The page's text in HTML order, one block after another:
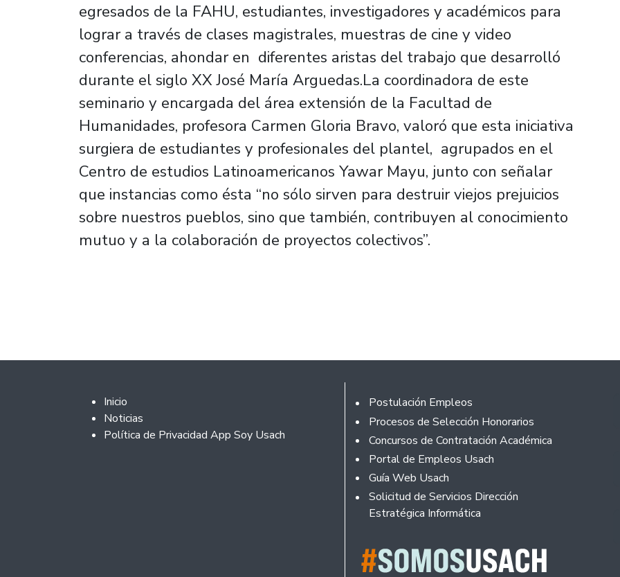
egresados de la FAHU, estudiantes, investigadores y académicos para
lograr a través de clases magistrales, muestras de cine y video
conferencias, ahondar en diferentes aristas del trabajo que desarrolló
durante el siglo XX José María Arguedas.La coordinadora de este
seminario y encargada del área extensión de la Facultad de
Humanidades, profesora Carmen Gloria Bravo, valoró que esta iniciativa
surgiera de estudiantes y profesionales del plantel, agrupados en el
Centro de estudios Latinoamericanos Yawar Mayu, junto con señalar
que instancias como ésta “no sólo sirven para destruir viejos prejuicios
sobre nuestros pueblos, sino que también, contribuyen al conocimiento
mutuo y a la colaboración de proyectos colectivos”.
Footer 2
Inicio
Noticias
Política de Privacidad App Soy Usach
Rodapé
Postulación Empleos
Procesos de Selección Honorarios
Concursos de Contratación Académica
Portal de Empleos Usach
Guía Web Usach
Solicitud de Servicios Dirección
Estratégica Informática